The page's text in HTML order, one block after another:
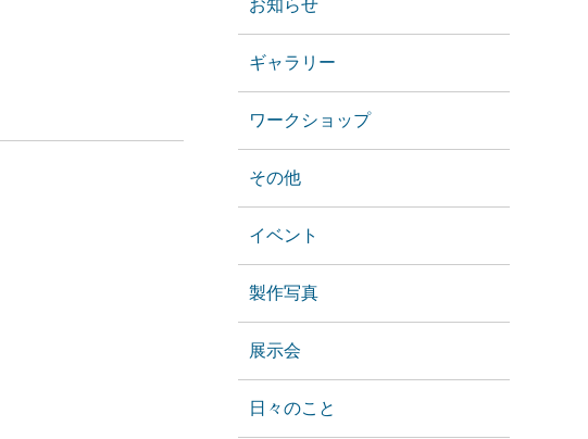
お知らせ
ギャラリー
ワークショップ
その他
イベント
製作写真
展示会
日々のこと